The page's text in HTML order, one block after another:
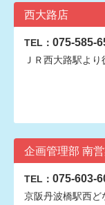
西大路店
TEL： 075-585-
ＪＲ西大路駅よ
企画管理部 南
TEL： 075-603-
京阪丹波橋駅西ど